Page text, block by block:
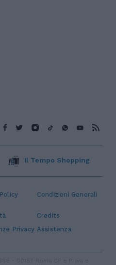
Condizioni Generali
Credits
Privacy Assistenza
Il Tempo Shopping